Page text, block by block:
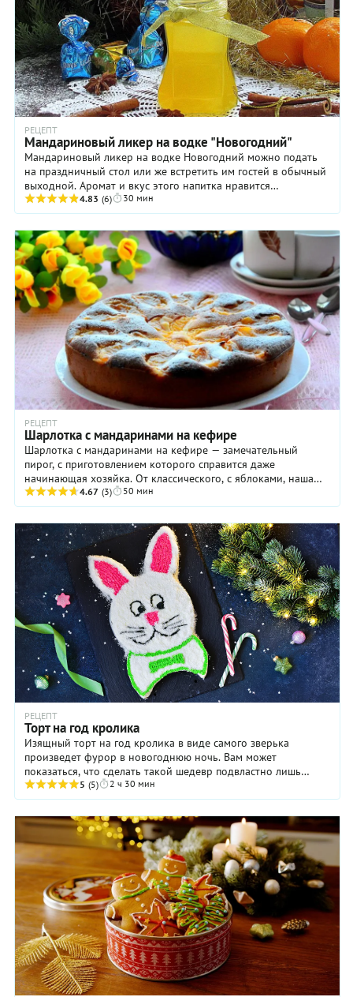
РЕЦЕПТ
Мандариновый ликер на водке "Новогодний"​
Мандариновый ликер на водке Новогодний можно подать
на праздничный стол или же встретить им гостей в обычный
выходной. Аромат и вкус этого напитка нравится
практически всем! Кстати, в состав ликера ...
4.83 (6) 30 мин
РЕЦЕПТ
Шарлотка с мандаринами на кефире
Шарлотка с мандаринами на кефире — замечательный
пирог, с приготовлением которого справится даже
начинающая хозяйка. От классического, с яблоками, наша
практически не отличается, за исключением кефира ...
4.67 (3) 50 мин
РЕЦЕПТ
Торт на год кролика
Изящный торт на год кролика в виде самого зверька
произведет фурор в новогоднюю ночь. Вам может
показаться, что сделать такой шедевр подвластно лишь
опытному кулинару. Это совсем не так. Следуйте ...
5 (5) 2 ч 30 мин